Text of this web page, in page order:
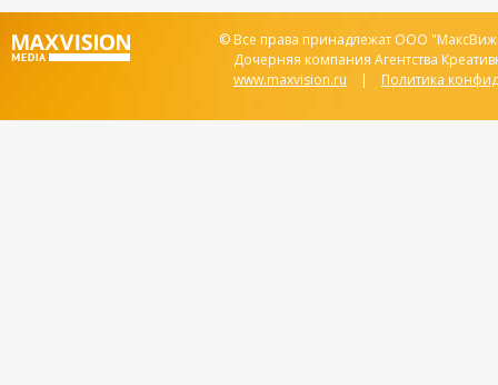
© Все права принадлежат ООО
Дочерняя компания Агентства
www.maxvision.ru | Политика